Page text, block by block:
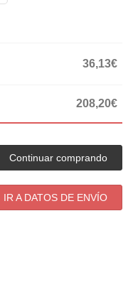
36,13€
208,20€
Continuar comprando
IR A DATOS DE ENVÍO